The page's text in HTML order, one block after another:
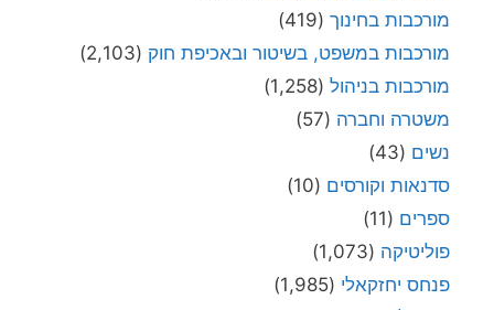
מורכבות בחינוך (419)
מורכבות במשפט, בשיטור ובאכיפת חוק (2,103)
מורכבות בניהול (1,258)
משטרה וחברה (57)
נשים (43)
סדנאות וקורסים (10)
ספרים (11)
פוליטיקה (1,073)
פנחס יחזקאלי (1,985)